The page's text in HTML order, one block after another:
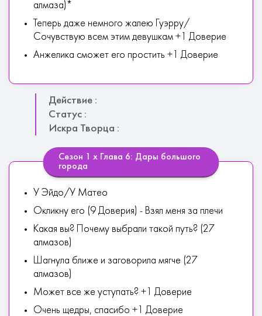
алмаза)*
Теперь даже немного жалею Гуэрру/
Сочувствую всем этим девушкам +1 Доверие
Анжелика сможет его простить +1 Доверие
Действие :
Статус :
Искра Творца :
Сезон 1 х Глава 6: Дары большого
города
У Эйдо/У Матео
Окликну его (9 Доверия) - Взял меня за плечи
Какая вы? Почему выбрали такой путь? (27
алмазов)
Шагнула ближе и заговорила мягче (27
алмазов)
Может все же уступать? +1 Доверие
Очень щедры, спасибо +1 Доверие